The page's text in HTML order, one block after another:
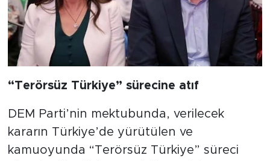
“Terörsüz Türkiye” sürecine atıf
DEM Parti’nin mektubunda, verilecek
kararın Türkiye’de yürütülen ve
kamuoyunda “Terörsüz Türkiye” süreci